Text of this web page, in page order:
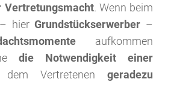
Vertretungsmacht. Wenn beim
– hierGrundstückserwerber –
aufkommen
die Notwendigkeit einer
dem Vertretenen geradezu